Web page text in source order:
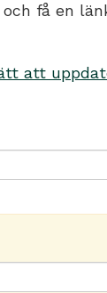
få en
att